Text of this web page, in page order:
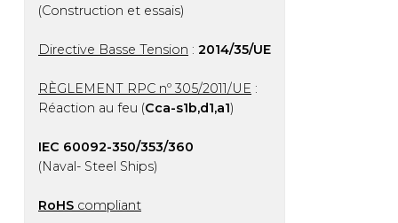
(Construction et essais)
Directive Basse Tension : 2014/35/UE
RÈGLEMENT RPC nº 305/2011/UE :
Réaction au feu (Cca-s1b,d1,a1)
IEC 60092-350/353/360
(Naval- Steel Ships)
RoHS compliant